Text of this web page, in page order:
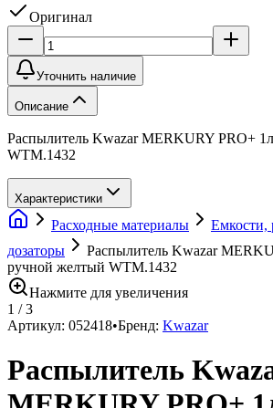
Оригинал
Уточнить наличие
Описание
Распылитель Kwazar MERKURY PRO+
WTM.1432
Характеристики
Расходные материалы
Емкости,
дозаторы
Распылитель Kwazar
ручной желтый WTM.1432
Нажмите для увеличения
1 /3
Артикул: 052418•Бренд: Kwazar
Распылитель